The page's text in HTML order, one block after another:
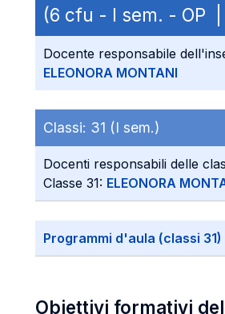
(6 cfu - I sem. - OP |
Docente responsabile
ELEONORA MONTANI
Classi: 31 (I sem.)
Docenti responsabili delle
Classe 31: ELEONORA
Programmi d'aula (classi 31)
Obiettivi formativi